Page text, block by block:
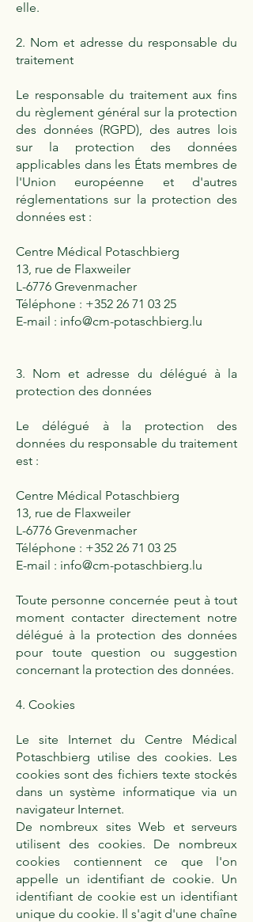
elle.
2. Nom et adresse du responsable du
traitement
Le responsable du traitement aux fins
du règlement général sur la protection
des données (RGPD), des autres lois
sur la protection des données
applicables dans les États membres de
l'Union européenne et d'autres
réglementations sur la protection des
données est :
Centre Médical Potaschbierg
13, rue de Flaxweiler
L-6776 Grevenmacher
Téléphone : +352 26 71 03 25
E-mail : info@cm-potaschbierg.lu
3. Nom et adresse du délégué à la
protection des données
Le délégué à la protection des
données du responsable du traitement
est :
Centre Médical Potaschbierg
13, rue de Flaxweiler
L-6776 Grevenmacher
Téléphone : +352 26 71 03 25
E-mail : info@cm-potaschbierg.lu
Toute personne concernée peut à tout
moment contacter directement notre
délégué à la protection des données
pour toute question ou suggestion
concernant la protection des données.
4. Cookies
Le site Internet du Centre Médical
Potaschbierg utilise des cookies. Les
cookies sont des fichiers texte stockés
dans un système informatique via un
navigateur Internet.
De nombreux sites Web et serveurs
utilisent des cookies. De nombreux
cookies contiennent ce que l'on
appelle un identifiant de cookie. Un
identifiant de cookie est un identifiant
unique du cookie. Il s'agit d'une chaîne